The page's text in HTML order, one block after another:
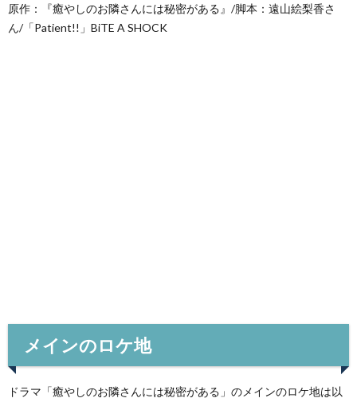
原作：『癒やしのお隣さんには秘密がある』/脚本：遠山絵梨香さ
ん/「Patient!!」BiTE A SHOCK
メインのロケ地
ドラマ「癒やしのお隣さんには秘密がある」のメインのロケ地は以